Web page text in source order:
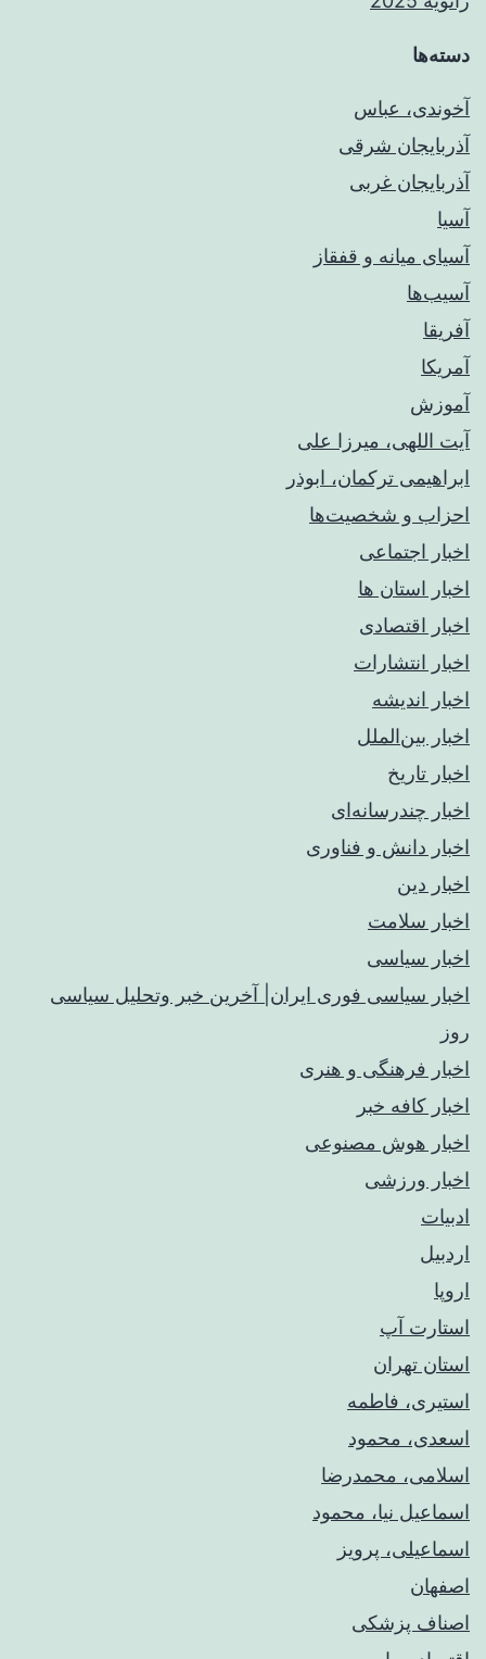
دسته‌ها
آخوندی، عباس
آذربایجان شرقی
آذربایجان غربی
آسیا
آسیای میانه و قفقاز
آسیب‌ها
آفریقا
آمریکا
آموزش
آیت اللهی، میرزا علی
ابراهیمی ترکمان، ابوذر
احزاب و شخصیت‌ها
اخبار اجتماعی
اخبار استان ها
اخبار اقتصادی
اخبار انتشارات
اخبار اندیشه
اخبار بین‌الملل
اخبار تاریخ
اخبار چندرسانه‌ای
اخبار دانش و فناوری
اخبار دین
اخبار سلامت
اخبار سیاسی
اخبار سیاسی فوری ایران| آخرین خبر وتحلیل سیاسی
روز
اخبار فرهنگی و هنری
اخبار کافه خبر
اخبار هوش مصنوعی
اخبار ورزشی
ادبیات
اردبیل
اروپا
استارت آپ
استان تهران
استیری، فاطمه
اسعدی، محمود
اسلامی، محمدرضا
اسماعیل نیا، محمود
اسماعیلی، پرویز
اصفهان
اصناف پزشکی